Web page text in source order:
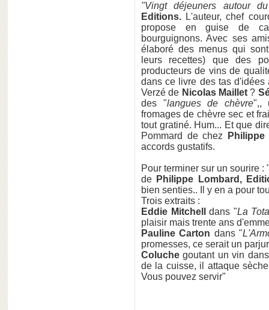
"Vingt déjeuners autour
Editions. L'auteur, chef
propose en guise de
bourguignons. Avec ses
élaboré des menus qui
leurs recettes) que des
producteurs de vins de
dans ce livre des tas
Verzé de Nicolas Maillet?
des "langues de chèvre",,
fromages de chèvre sec et
tout gratiné. Hum... Et que
Pommard de chez
Philippe
accords gustatifs.
Pour terminer sur un sourire :
de Philippe Lombard,
bien senties.. Il y en a pour
Trois extraits :
Eddie Mitchelldans "La
plaisir mais trente ans
Pauline Carton dans "
promesses, ce serait un
Coluche goutant un vin
de la cuisse, il attaque
Vous pouvez servir"